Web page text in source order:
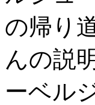
の帰り
んの説
ーベル